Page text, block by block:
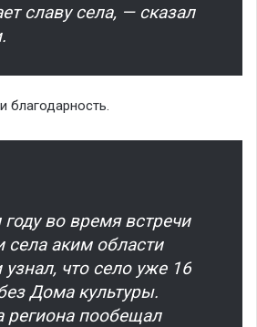
славу села, — сказал
благодарность.
во время встречи
села аким области
что село уже 16
Дома культуры.
региона пообещал